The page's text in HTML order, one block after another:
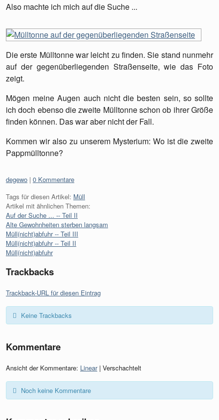
Also machte ich mich auf die Suche ...
Die erste Mülltonne war leicht zu finden. Sie stand nunmehr
auf der gegenüberliegenden Straßenseite, wie das Foto
zeigt.
Mögen meine Augen auch nicht die besten sein, so sollte
ich doch ebenso die zweite Mülltonne schon ob ihrer Größe
finden können. Das war aber nicht der Fall.
Kommen wir also zu unserem Mysterium: Wo ist die zweite
Pappmülltonne?
Kategorien:
degewo 0 Kommentare
Tags für diesen Artikel: Müll
Artikel mit ähnlichen Themen:
Auf der Suche ... -- Teil II
Alte Gewohnheiten sterben langsam
Müll(nicht)abfuhr -- Teil III
Müll(nicht)abfuhr -- Teil II
Müll(nicht)abfuhr
Trackbacks
Trackback-URL für diesen Eintrag
Keine Trackbacks
Kommentare
Ansicht der Kommentare: Linear| Verschachtelt
Noch keine Kommentare